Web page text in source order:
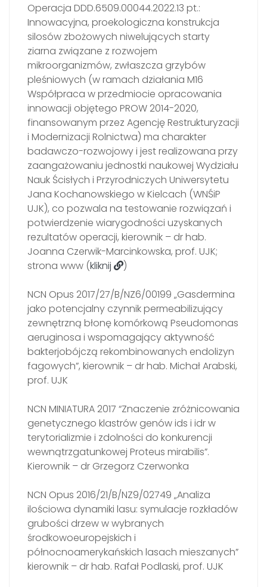
Operacja DDD.6509.00044.2022.13 pt.:
Innowacyjna, proekologiczna konstrukcja
silosów zbożowych niwelujących starty
ziarna związane z rozwojem
mikroorganizmów, zwłaszcza grzybów
pleśniowych (w ramach działania M16
Współpraca w przedmiocie opracowania
innowacji objętego PROW 2014-2020,
finansowanym przez Agencję Restrukturyzacji
i Modernizacji Rolnictwa) ma charakter
badawczo-rozwojowy i jest realizowana przy
zaangażowaniu jednostki naukowej Wydziału
Nauk Ścisłych i Przyrodniczych Uniwersytetu
Jana Kochanowskiego w Kielcach (WNŚiP
UJK), co pozwala na testowanie rozwiązań i
potwierdzenie wiarygodności uzyskanych
rezultatów operacji, kierownik – dr hab.
Joanna Czerwik-Marcinkowska, prof. UJK;
strona www (kliknij )
NCN Opus 2017/27/B/NZ6/00199 „Gasdermina
jako potencjalny czynnik permeabilizujący
zewnętrzną błonę komórkową Pseudomonas
aeruginosa i wspomagający aktywność
bakterjobójczą rekombinowanych endolizyn
fagowych”, kierownik – dr hab. Michał Arabski,
prof. UJK
NCN MINIATURA 2017 “Znaczenie zróżnicowania
genetycznego klastrów genów ids i idr w
terytorializmie i zdolności do konkurencji
wewnątrzgatunkowej Proteus mirabilis”.
Kierownik – dr Grzegorz Czerwonka
NCN Opus 2016/21/B/NZ9/02749 „Analiza
ilościowa dynamiki lasu: symulacje rozkładów
grubości drzew w wybranych
środkowoeuropejskich i
północnoamerykańskich lasach mieszanych”
kierownik – dr hab. Rafał Podlaski, prof. UJK